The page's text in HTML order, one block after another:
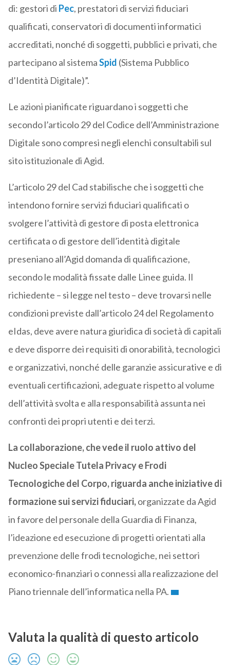
di: gestori di Pec, prestatori di servizi fiduciari
qualificati, conservatori di documenti informatici
accreditati, nonché di soggetti, pubblici e privati, che
partecipano al sistemaSpid (Sistema Pubblico
d’Identità Digitale)”.
Le azioni pianificate riguardano i soggetti che
secondo l’articolo 29 del Codice dell’Amministrazione
Digitale sono compresi negli elenchi consultabili sul
sito istituzionale di Agid.
L’articolo 29 del Cad stabilische che i soggetti che
intendono fornire servizi fiduciari qualificati o
svolgere l’attività di gestore di posta elettronica
certificata o di gestore dell’identità digitale
preseniano all’Agid domanda di qualificazione,
secondo le modalità fissate dalle Linee guida. Il
richiedente – si legge nel testo – deve trovarsi nelle
condizioni previste dall’articolo 24 del Regolamento
eIdas, deve avere natura giuridica di società di capitali
e deve disporre dei requisiti di onorabilità, tecnologici
e organizzativi, nonché delle garanzie assicurative e di
eventuali certificazioni, adeguate rispetto al volume
dell’attività svolta e alla responsabilità assunta nei
confronti dei propri utenti e dei terzi.
La collaborazione, che vede il ruolo attivo del
Nucleo Speciale Tutela Privacy e Frodi
Tecnologiche del Corpo, riguarda anche iniziative di
formazione sui servizi fiduciari,organizzate da Agid
in favore del personale della Guardia di Finanza,
l’ideazione ed esecuzione di progetti orientati alla
prevenzione delle frodi tecnologiche, nei settori
economico-finanziari o connessi alla realizzazione del
Piano triennale dell’informatica nella PA.
Valuta la qualità di questo articolo